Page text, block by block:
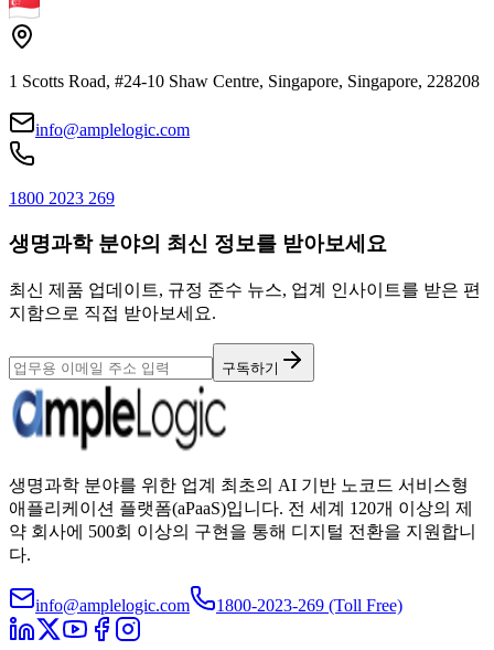
1 Scotts Road, #24-10 Shaw Centre, Singapore, Singapore, 228208
info@amplelogic.com
1800 2023 269
생명과학 분야의 최신 정보를 받아보세요
최신 제품 업데이트, 규정 준수 뉴스, 업계 인사이트를 받은 편
지함으로 직접 받아보세요.
구독하기
생명과학 분야를 위한 업계 최초의 AI 기반 노코드 서비스형
애플리케이션 플랫폼(aPaaS)입니다. 전 세계 120개 이상의 제
약 회사에 500회 이상의 구현을 통해 디지털 전환을 지원합니
다.
info@amplelogic.com 1800-2023-269 (Toll Free)